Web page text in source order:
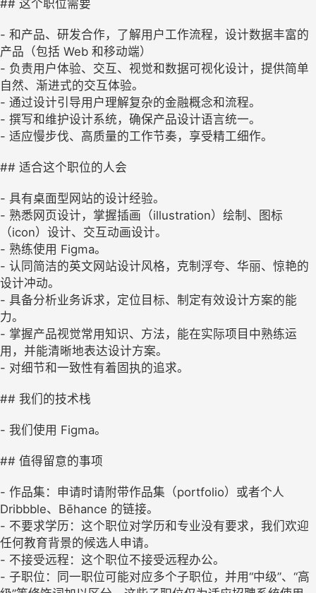
## 这个职位需要
- 和产品、研发合作，了解用户工作流程，设计数据丰富的
产品（包括 Web 和移动端）
- 负责用户体验、交互、视觉和数据可视化设计，提供简单
自然、渐进式的交互体验。
- 通过设计引导用户理解复杂的金融概念和流程。
- 撰写和维护设计系统，确保产品设计语言统一。
- 适应慢步伐、高质量的工作节奏，享受精工细作。
## 适合这个职位的人会
- 具有桌面型网站的设计经验。
- 熟悉网页设计，掌握插画（illustration）绘制、图标
（icon）设计、交互动画设计。
- 熟练使用 Figma。
- 认同简洁的英文网站设计风格，克制浮夸、华丽、惊艳的
设计冲动。
- 具备分析业务诉求，定位目标、制定有效设计方案的能
力。
- 掌握产品视觉常用知识、方法，能在实际项目中熟练运
用，并能清晰地表达设计方案。
- 对细节和一致性有着固执的追求。
## 我们的技术栈
- 我们使用 Figma。
## 值得留意的事项
- 作品集：申请时请附带作品集（portfolio）或者个人
Dribbble、Bēhance 的链接。
- 不要求学历：这个职位对学历和专业没有要求，我们欢迎
任何教育背景的候选人申请。
- 不接受远程：这个职位不接受远程办公。
- 子职位：同一职位可能对应多个子职位，并用“中级”、“高